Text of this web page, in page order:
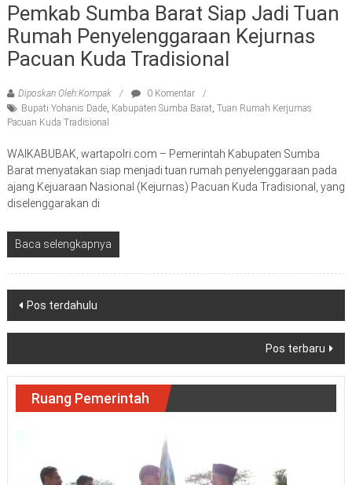
Pemkab Sumba Barat Siap Jadi Tuan
Rumah Penyelenggaraan Kejurnas
Pacuan Kuda Tradisional
Diposkan Oleh:Kompak
0 Komentar
Bupati Yohanis Dade, Kabupaten Sumba Barat Tuan Rumah Kerjurnas
Pacuan Kuda Tradisional
WAIKABUBAK, wartapolri.com – Pemerintah Kabupaten Sumba
Barat menyatakan siap menjadi tuan rumah penyelenggaraan pada
ajang Kejuaraan Nasional (Kejurnas) Pacuan Kuda Tradisional, yang
diselenggarakan di
Baca selengkapnya
Navigasi
pos
Pos terdahulu
Pos terbaru
Ruang Pemerintah